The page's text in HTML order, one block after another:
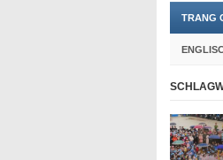
TRANG